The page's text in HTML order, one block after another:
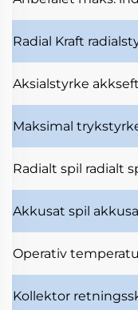
Radial Kraft
Aksialstyrke akkseft
Maksimal
Radialt spil radialt
Akkusat spil
Operativ
Kollektor